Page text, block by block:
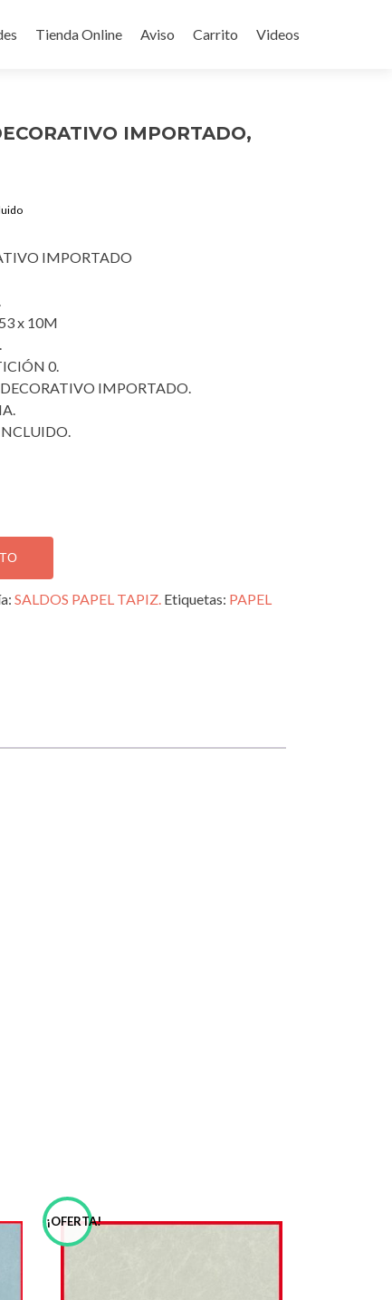
Tienda Online Aviso Carrito Videos
IMPORTADO,
IMPORTADO
x 10M
0.
IMPORTADO.
SALDOS PAPEL TAPIZ. Etiquetas: PAPEL
¡OFERTA!